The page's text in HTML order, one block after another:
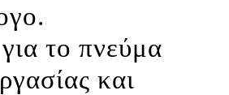
το πνεύμα
και